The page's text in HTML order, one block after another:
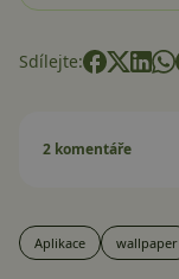
Sdílejte:
2 komentáře
Aplikace wallpaper